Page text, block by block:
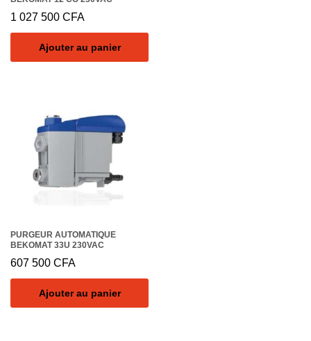
1 027 500 CFA
Ajouter au panier
PURGEUR AUTOMATIQUE
BEKOMAT 33U 230VAC
607 500 CFA
Ajouter au panier